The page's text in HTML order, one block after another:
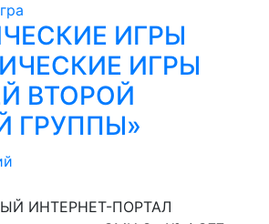
ИГРЫ
ИГРЫ
ВТОРОЙ
ГРУППЫ»
ИНТЕРНЕТ-ПОРТАЛ